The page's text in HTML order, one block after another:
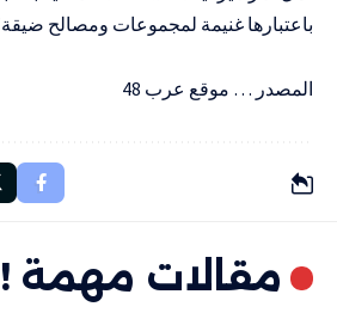
باعتبارها غنيمة لمجموعات ومصالح
المصدر … موقع عرب 48
مقالات مهمة !